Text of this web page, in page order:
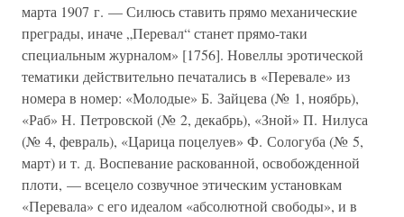
марта 1907 г. — Силюсь ставить прямо механические
преграды, иначе „Перевал“ станет прямо-таки
специальным журналом» [1756]. Новеллы эротической
тематики действительно печатались в «Перевале» из
номера в номер: «Молодые» Б. Зайцева (№ 1, ноябрь),
«Раб» Н. Петровской (№ 2, декабрь), «Зной» П. Нилуса
(№ 4, февраль), «Царица поцелуев» Ф. Сологуба (№ 5,
март) и т. д. Воспевание раскованной, освобожденной
плоти, — всецело созвучное этическим установкам
«Перевала» с его идеалом «абсолютной свободы», и в